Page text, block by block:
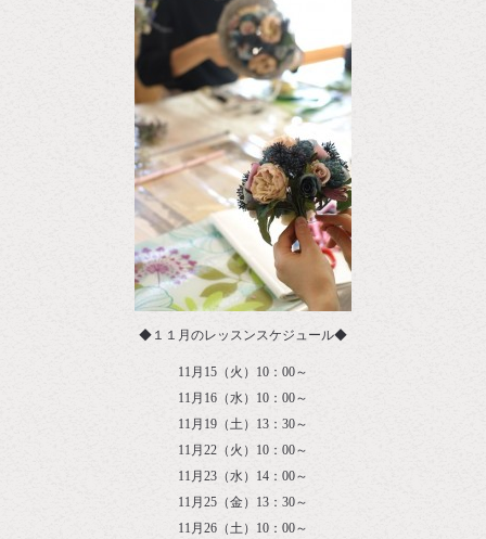
◆１１月のレッスンスケジュール◆
11月15（火）10：00～
11月16（水）10：00～
11月19（土）13：30～
11月22（火）10：00～
11月23（水）14：00～
11月25（金）13：30～
11月26（土）10：00～